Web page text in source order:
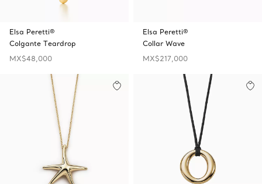
Elsa Peretti®
Colgante Teardrop
MX$48,000
Elsa Peretti®
Collar Wave
MX$217,000